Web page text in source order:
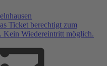
Ticket berechtigt zum
Kein Wiedereintritt möglich.